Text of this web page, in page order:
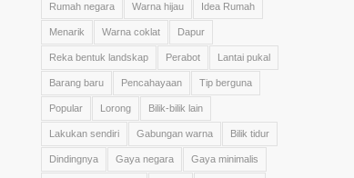
Rumah negara Warna hijau Idea Rumah
Menarik Warna coklat Dapur
Reka bentuk landskap Perabot Lantai pukal
Barang baru Pencahayaan Tip berguna
Popular Lorong Bilik-bilik lain
Lakukan sendiri Gabungan warna Bilik tidur
Dindingnya Gaya negara Gaya minimalis